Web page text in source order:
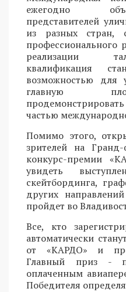
ежегодно
представителей
из разных стран,
профессионального
реализации
квалификация
возможностью для
главную
продемонстрировать
частью
Помимо этого,
зрителей на
конкурс-премии
увидеть
скейтбординга,
других
пройдет во
Все, кто
автоматически
от «КАРДО» и
Главный приз -
оплаченным
Победителя